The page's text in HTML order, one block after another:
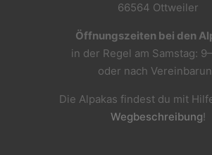
66564 Ottweiler
Öffnungszeiten bei den
in der Regel am Samstag:
oder nach
Die Alpakas findest du mit
Wegbeschreibung!